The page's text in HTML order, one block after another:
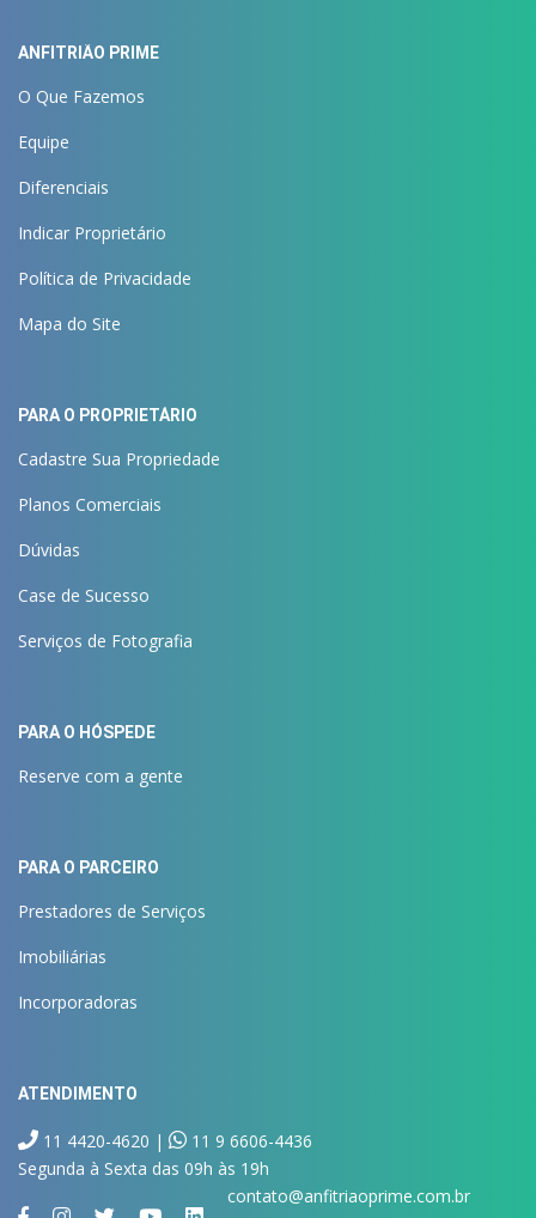
ANFITRIÃO PRIME
O Que Fazemos
Equipe
Diferenciais
Indicar Proprietário
Política de Privacidade
Mapa do Site
PARA O PROPRIETÁRIO
Cadastre Sua Propriedade
Planos Comerciais
Dúvidas
Case de Sucesso
Serviços de Fotografia
PARA O HÓSPEDE
Reserve com a gente
PARA O PARCEIRO
Prestadores de Serviços
Imobiliárias
Incorporadoras
ATENDIMENTO
11 4420-4620 |
11 9 6606-4436
Segunda à Sexta das 09h às 19h
contato@anfitriaoprime.com.br